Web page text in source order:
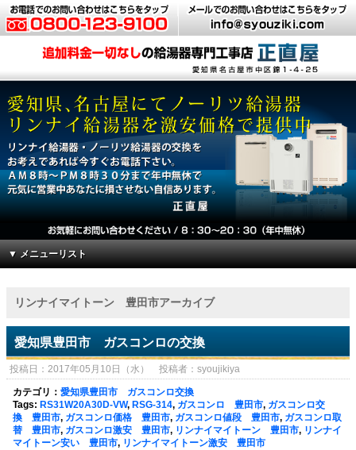
▼ メニューリスト
リンナイマイトーン 豊田市アーカイブ
愛知県豊田市 ガスコンロの交換
投稿日：2017年05月10日（水） 投稿者：syoujikiya
カテゴリ： 愛知県豊田市 ガスコンロ交換
Tags: RS31W20A30D-VW, RSG-314, ガスコンロ 豊田市, ガスコンロ交
換 豊田市, ガスコンロ価格 豊田市, ガスコンロ値段 豊田市, ガスコンロ取
替 豊田市, ガスコンロ激安 豊田市, リンナイマイトーン 豊田市, リンナイ
マイトーン安い 豊田市, リンナイマイトーン激安 豊田市